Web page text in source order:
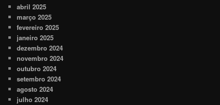
abril 2025
março 2025
fevereiro 2025
janeiro 2025
dezembro 2024
novembro 2024
outubro 2024
setembro 2024
agosto 2024
julho 2024